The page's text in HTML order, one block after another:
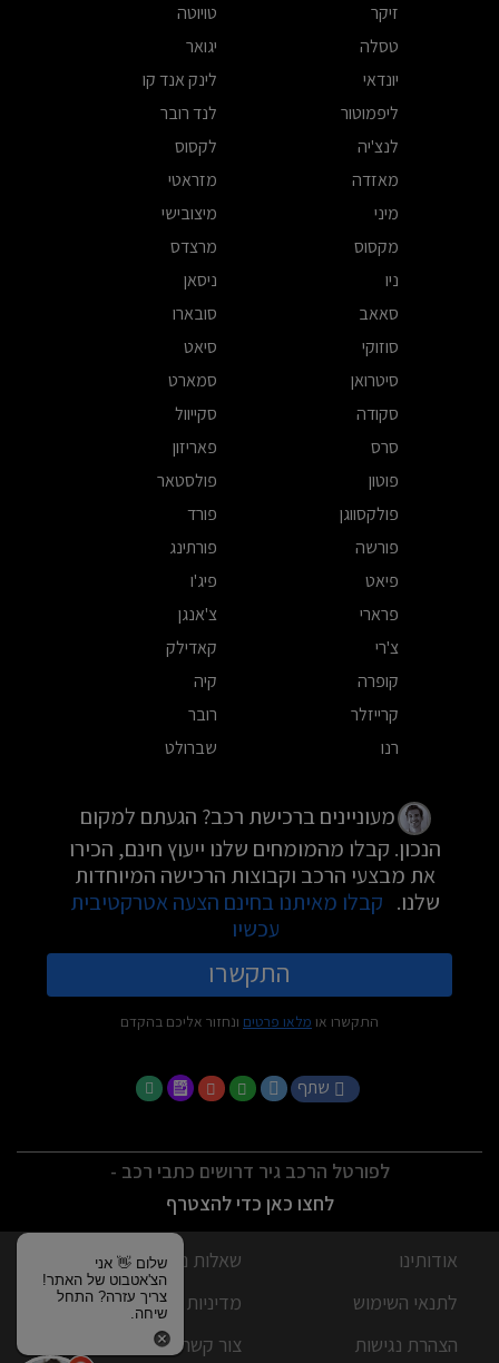
זיקר
טויוטה
טסלה
יגואר
יונדאי
לינק אנד קו
ליפמוטור
לנד רובר
לנצ'יה
לקסוס
מאזדה
מזראטי
מיני
מיצובישי
מקסוס
מרצדס
ניו
ניסאן
סאאב
סובארו
סוזוקי
סיאט
סיטרואן
סמארט
סקודה
סקייוול
סרס
פאריזון
פוטון
פולסטאר
פולקסווגן
פורד
פורשה
פורתינג
פיאט
פיג'ו
פרארי
צ'אנגן
צ'רי
קאדילק
קופרה
קיה
קרייזלר
רובר
רנו
שברולט
מעוניינים ברכישת רכב? הגעתם למקום
הנכון. קבלו מהמומחים שלנו ייעוץ חינם, הכירו
את מבצעי הרכב וקבוצות הרכישה המיוחדות
שלנו. קבלו מאיתנו בחינם הצעה אטרקטיבית
עכשיו
התקשרו
התקשרו או מלאו פרטים ונחזור אליכם בהקדם
שתף
לפורטל הרכב גיר דרושים כתבי רכב -
לחצו כאן כדי להצטרף
אודותינו
שאלות נפוצות
לתנאי השימוש
מדיניות פרטיות
הצהרת נגישות
צור קשר
שלום 👋 אני
הצ'אטבוט של האתר!
צריך עזרה? התחל
שיחה.